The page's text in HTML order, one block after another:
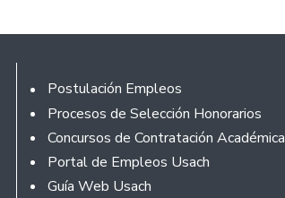
Footer
Postulación Empleos
Procesos de Selección Honorarios
Concursos de Contratación Académica
Portal de Empleos Usach
Guía Web Usach